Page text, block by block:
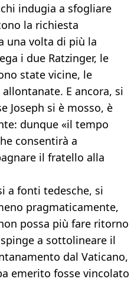
indugia a sfogliare
la richiesta
una volta di più la
i due Ratzinger, le
state vicine, le
E ancora, si
Joseph si è mosso, è
dunque «il tempo
consentirà a
il fratello alla
a fonti tedesche, si
pragmaticamente,
possa più fare ritorno
a sottolineare il
dal Vaticano,
emerito fosse vincolato